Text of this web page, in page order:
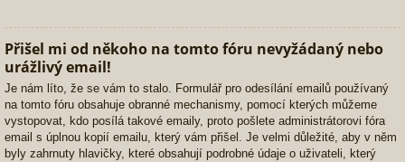
Přišel mi od někoho na tomto fóru nevyžádaný nebo
urážlivý email!
Je nám líto, že se vám to stalo. Formulář pro odesílání emailů používaný
na tomto fóru obsahuje obranné mechanismy, pomocí kterých můžeme
vystopovat, kdo posílá takové emaily, proto pošlete administrátorovi fóra
email s úplnou kopií emailu, který vám přišel. Je velmi důležité, aby v něm
byly zahrnuty hlavičky, které obsahují podrobné údaje o uživateli, který